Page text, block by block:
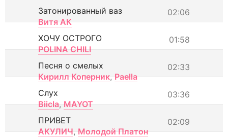
02:06
Затонированный ваз
Витя АК
01:58
ХОЧУ ОСТРОГО
POLINA CHILI
02:33
Песня о смелых
Кирилл Коперник, Paella
03:36
Слух
Biicla, MAYOT
02:09
ПРИВЕТ
АКУЛИЧ, Молодой Платон